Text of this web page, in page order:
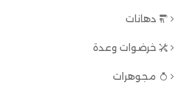
دهانات
خرضوات وعدة
مجوهرات